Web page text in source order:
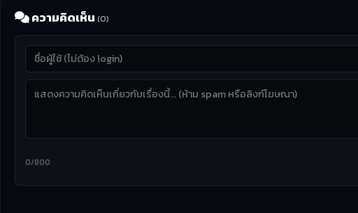
ความคิดเห็น (0)
0/800